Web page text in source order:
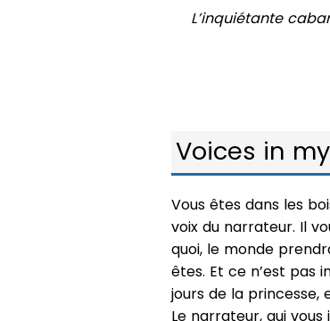
L’inquiétante
Voices in
Vous êtes dans les
voix du narrateur. Il
quoi, le monde
êtes. Et ce n’est pas
jours de la princesse,
Le narrateur, qui